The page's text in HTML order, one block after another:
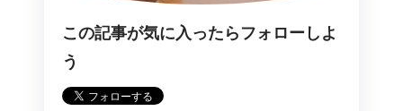
この記事が気に入ったらフォローしよ
う